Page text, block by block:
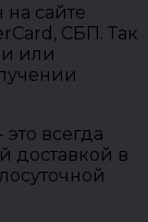
на сайте
СБП. Так
или
всегда
доставкой в